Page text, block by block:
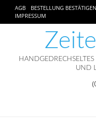
AGB BESTELLUNG
IMPRESSUM
UND